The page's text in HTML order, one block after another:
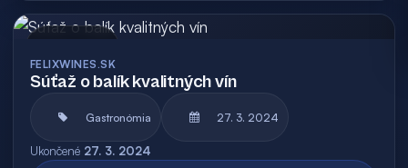
FELIXWINES.SK
Súťaž o balík kvalitných vín
Gastronómia 27. 3. 2024
Ukončené 27. 3. 2024